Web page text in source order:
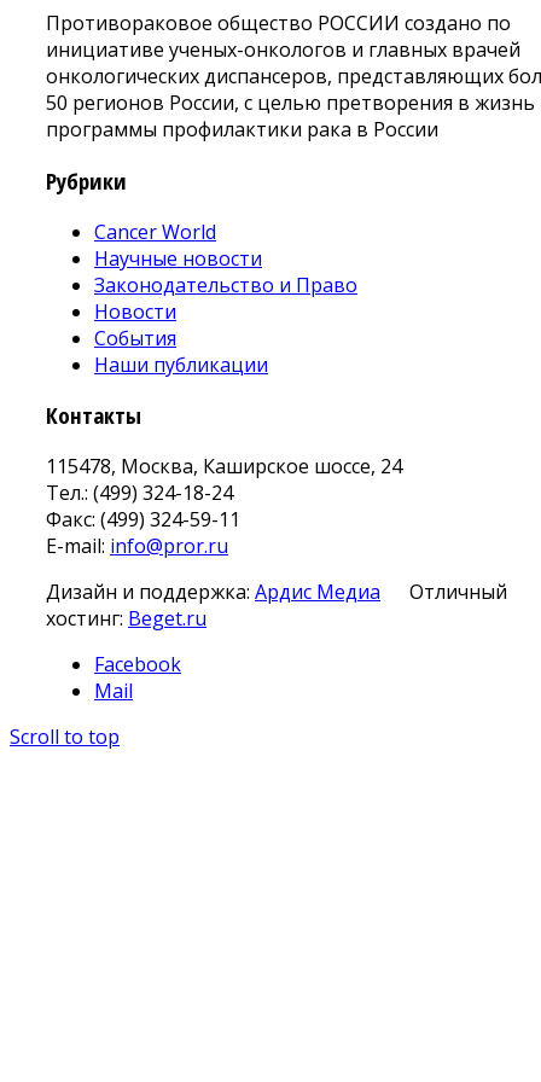
Противораковое общество РОССИИ создано по
инициативе ученых-онкологов и главных врачей
онкологических диспансеров, представляющих
50 регионов России, с целью претворения в жизнь
программы профилактики рака в России
Рубрики
Cancer World
Научные новости
Законодательство и Право
Новости
События
Наши публикации
Контакты
115478, Москва, Каширское шоссе, 24
Тел.: (499) 324-18-24
Факс: (499) 324-59-11
E-mail: info@pror.ru
Дизайн и поддержка: Ардис Медиа
Отличный
хостинг: Beget.ru
Facebook
Mail
Scroll to top